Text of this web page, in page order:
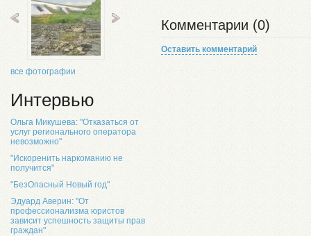
все фотографии
Интервью
Ольга Микушева: "Отказаться от
услуг регионального оператора
невозможно"
"Искоренить наркоманию не
получится"
"БезОпасный Новый год"
Эдуард Аверин: "От
профессионализма юристов
зависит успешность защиты прав
граждан"
Комментарии (0)
Оставить комментарий